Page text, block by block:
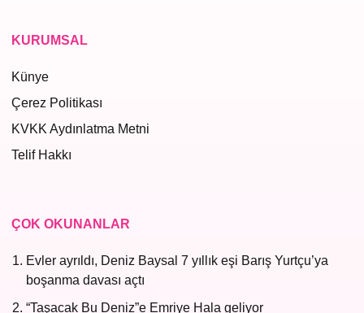
KURUMSAL
Künye
Çerez Politikası
KVKK Aydınlatma Metni
Telif Hakkı
ÇOK OKUNANLAR
Evler ayrıldı, Deniz Baysal 7 yıllık eşi Barış Yurtçu’ya
boşanma davası açtı
“Taşacak Bu Deniz”e Emriye Hala geliyor